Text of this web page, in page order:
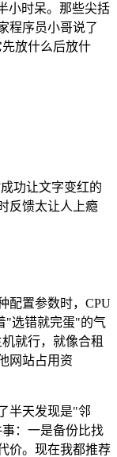
小时呆。那些尖括
程序员小哥说了
放什么后放什
功让文字变红的
反馈太让人上瘾
配置参数时，CPU
"选错就完蛋"的气
就行，就像合租
网站占用资
半天发现是"邻
：一是备份比找
价。现在我都推荐